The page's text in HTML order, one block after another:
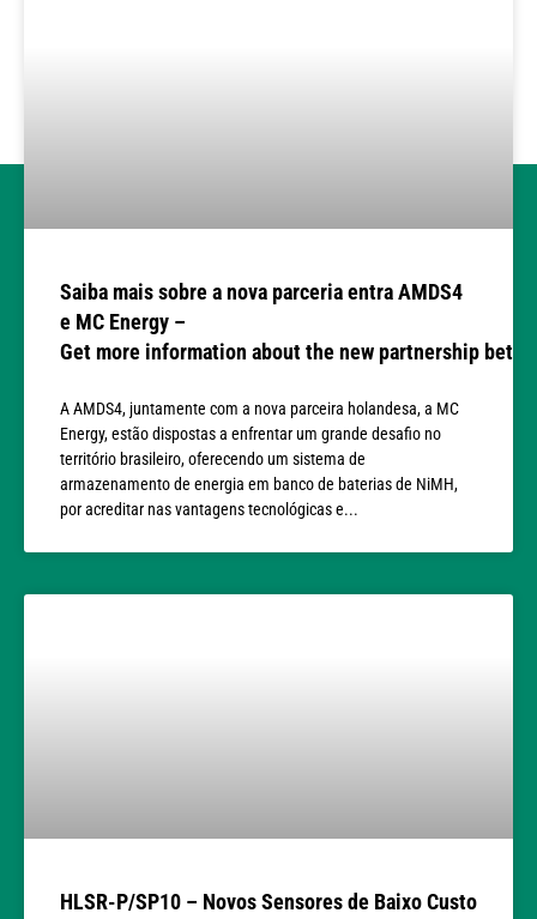
Saiba mais sobre a nova parceria entra AMDS4
e MC Energy –
Get more information about the new partnership
A AMDS4, juntamente com a nova parceira holandesa, a MC
Energy, estão dispostas a enfrentar um grande desafio no
território brasileiro, oferecendo um sistema de
armazenamento de energia em banco de baterias de NiMH,
por acreditar nas vantagens tecnológicas e
HLSR-P/SP10 – Novos Sensores de Baixo Custo